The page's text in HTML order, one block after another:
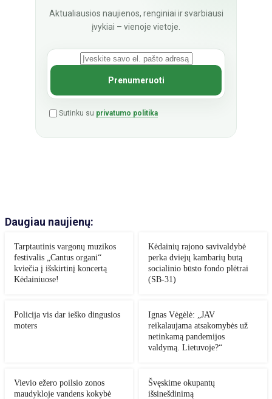
Aktualiausios naujienos, renginiai ir svarbiausi
įvykiai – vienoje vietoje.
Sutinku su privatumo politika
Daugiau naujienų:
Tarptautinis vargonų muzikos
festivalis „Cantus organi“
kviečia į išskirtinį koncertą
Kėdainiuose!
Kėdainių rajono savivaldybė
perka dviejų kambarių butą
socialinio būsto fondo plėtrai
(SB-31)
Policija vis dar ieško dingusios
moters
Ignas Vėgėlė: „JAV
reikalaujama atsakomybės už
netinkamą pandemijos
valdymą. Lietuvoje?“
Vievio ežero poilsio zonos
maudykloje vandens kokybė
Švęskime okupantų
išsinešdinimą